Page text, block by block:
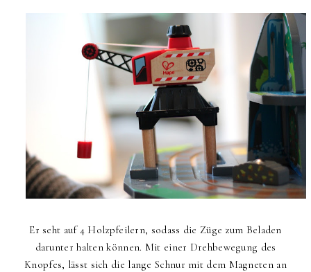
Er seht auf 4 Holzpfeilern, sodass die Züge zum Beladen
darunter halten können. Mit einer Drehbewegung des
Knopfes, lässt sich die lange Schnur mit dem Magneten an